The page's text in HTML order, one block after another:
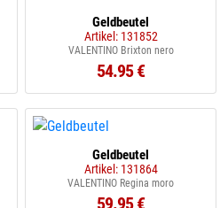
Geldbeutel
Artikel: 131852
VALENTINO Brixton nero
54.95 €
Geldbeutel
Artikel: 131864
VALENTINO Regina moro
59.95 €